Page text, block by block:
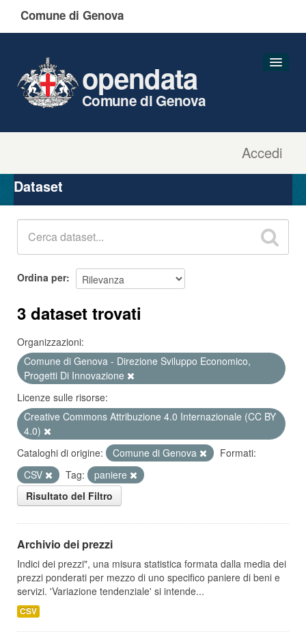
Comune di Genova
Accedi
opendata
Comune di Genova
Organizzazioni
Gruppi
Dataset
Ordina per
3 dataset trovati
Organizzazioni:
Comune di Genova - Direzione Sviluppo Economico,
Progetti Di Innovazione
Licenze sulle risorse:
Creative Commons Attribuzione 4.0 Internazionale (CC BY
4.0)
Cataloghi di origine:
Comune di Genova
Formati:
CSV
Tag:
paniere
Risultato del Filtro
Archivio dei prezzi
Indici dei prezzi", una misura statistica formata dalla media dei
prezzi ponderati per mezzo di uno specifico paniere di beni e
servizi. 'Variazione tendenziale' si intende...
CSV